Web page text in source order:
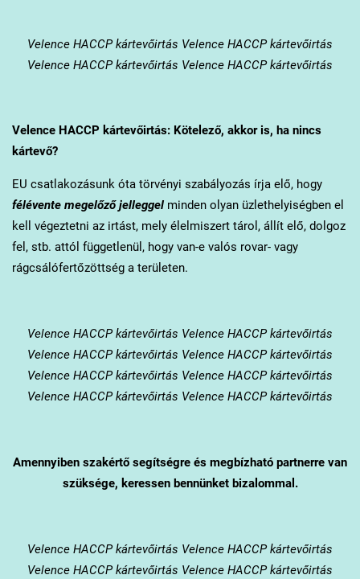
Velence HACCP kártevőirtás Velence HACCP kártevőirtás
Velence HACCP kártevőirtás Velence HACCP kártevőirtás
VelenceHACCP kártevőirtás: Kötelező, akkor is, ha nincs
kártevő?
EU csatlakozásunk óta törvényi szabályozás írja elő, hogy
félévente megelőző jelleggelminden olyan üzlethelyiségben el
kell végeztetni az irtást, mely élelmiszert tárol, állít elő, dolgoz
fel, stb. attól függetlenül, hogy van-e valós rovar- vagy
rágcsálófertőzöttség a területen.
Velence HACCP kártevőirtás Velence HACCP kártevőirtás
Velence HACCP kártevőirtás Velence HACCP kártevőirtás
Velence HACCP kártevőirtás Velence HACCP kártevőirtás
Velence HACCP kártevőirtás Velence HACCP kártevőirtás
Amennyiben szakértő segítségre és megbízható partnerre van
szüksége, keressen bennünket bizalommal.
Velence HACCP kártevőirtás Velence HACCP kártevőirtás
Velence HACCP kártevőirtás Velence HACCP kártevőirtás